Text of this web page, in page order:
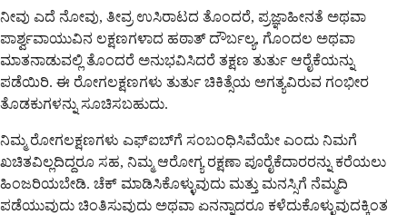
ನೀವು ಎದೆ ನೋವು, ತೀವ್ರ ಉಸಿರಾಟದ ತೊಂದರೆ, ಪ್ರಜ್ಞಾಹೀನತೆ ಅಥವಾ
ಪಾರ್ಶ್ವವಾಯುವಿನ ಲಕ್ಷಣಗಳಾದ ಹಠಾತ್ ದೌರ್ಬಲ್ಯ, ಗೊಂದಲ ಅಥವಾ
ಮಾತನಾಡುವಲ್ಲಿ ತೊಂದರೆ ಅನುಭವಿಸಿದರೆ ತಕ್ಷಣ ತುರ್ತು ಆರೈಕೆಯನ್ನು
ಪಡೆಯಿರಿ. ಈ ರೋಗಲಕ್ಷಣಗಳು ತುರ್ತು ಚಿಕಿತ್ಸೆಯ ಅಗತ್ಯವಿರುವ ಗಂಭೀರ
ತೊಡಕುಗಳನ್ನು ಸೂಚಿಸಬಹುದು.
ನಿಮ್ಮ ರೋಗಲಕ್ಷಣಗಳು ಎಫ್‌ಐಬ್‌ಗೆ ಸಂಬಂಧಿಸಿವೆಯೇ ಎಂದು ನಿಮಗೆ
ಖಚಿತವಿಲ್ಲದಿದ್ದರೂ ಸಹ, ನಿಮ್ಮ ಆರೋಗ್ಯ ರಕ್ಷಣಾ ಪೂರೈಕೆದಾರರನ್ನು ಕರೆಯಲು
ಹಿಂಜರಿಯಬೇಡಿ. ಚೆಕ್ ಮಾಡಿಸಿಕೊಳ್ಳುವುದು ಮತ್ತು ಮನಸ್ಸಿಗೆ ನೆಮ್ಮದಿ
ಪಡೆಯುವುದು ಚಿಂತಿಸುವುದು ಅಥವಾ ಏನನ್ನಾದರೂ ಕಳೆದುಕೊಳ್ಳುವುದಕ್ಕಿಂತ